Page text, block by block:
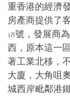
重香港的經濟
房產商提供了
18號，發展商
西，原本這一
著工業北移，
大廈，大角咀
城西岸毗鄰港